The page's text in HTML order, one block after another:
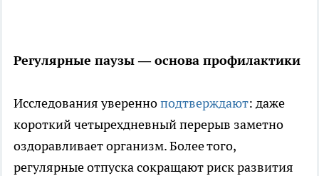
Регулярные паузы — основа профилактики
Исследования уверенноподтверждают: даже
короткий четырехдневный перерыв заметно
оздоравливает организм. Более того,
регулярные отпуска сокращают риск развития